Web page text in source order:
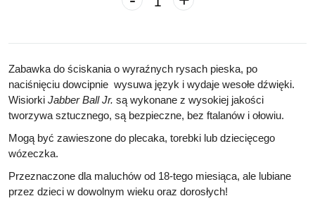
Zabawka do ściskania o wyraźnych rysach pieska, po
naciśnięciu dowcipnie wysuwa język i wydaje wesołe dźwięki.
Wisiorki Jabber Ball Jr. są wykonane z wysokiej jakości
tworzywa sztucznego, są bezpieczne, bez ftalanów i ołowiu.
Mogą być zawieszone do plecaka, torebki lub dziecięcego
wózeczka.
Przeznaczone dla maluchów od 18-tego miesiąca, ale lubiane
przez dzieci w dowolnym wieku oraz dorosłych!